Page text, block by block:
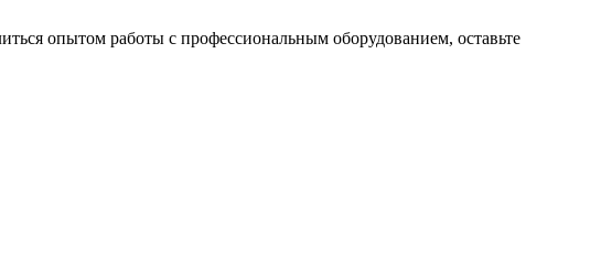
опытом работы с профессиональным оборудованием, оставьте